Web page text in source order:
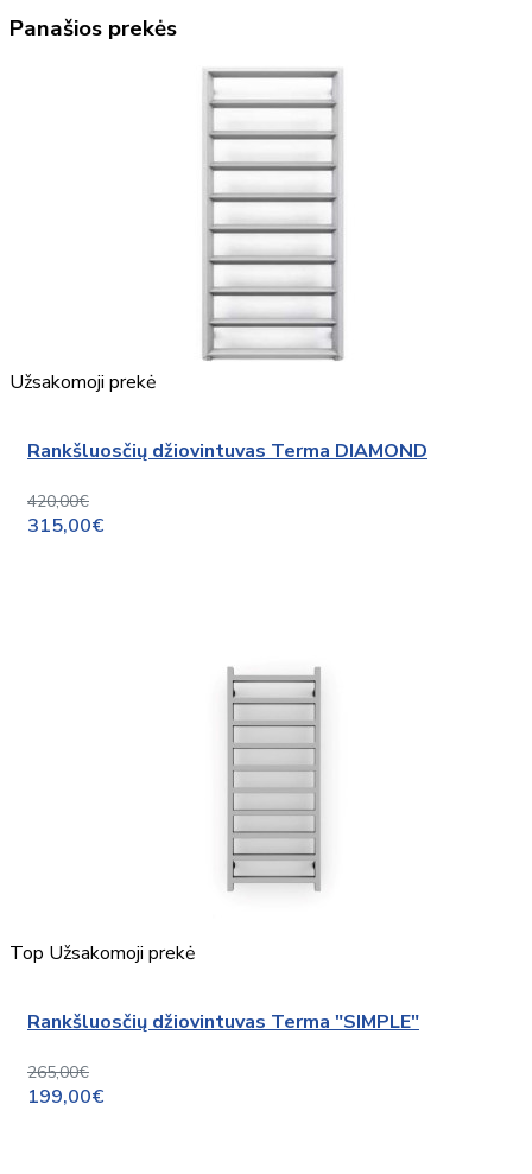
Panašios prekės
Užsakomoji prekė
Rankšluosčių džiovintuvas Terma DIAMOND
420,00€
315,00€
Top Užsakomoji prekė
Rankšluosčių džiovintuvas Terma "SIMPLE"
265,00€
199,00€